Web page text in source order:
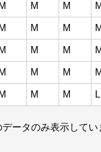
M M M M
M M M M
M M M
M M M
M M M L
ータのみ表示してい